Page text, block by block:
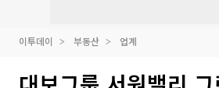
이투데이 부동산 업계